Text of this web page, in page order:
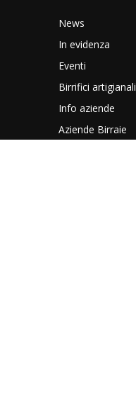
News
In evidenza
Eventi
Birrifici artigianali
Info aziende
Aziende Birraie